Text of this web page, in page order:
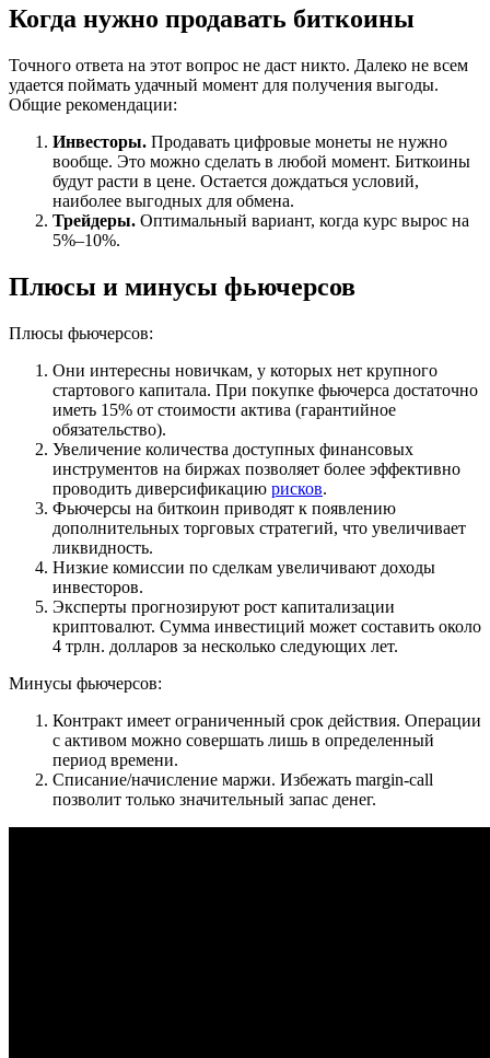
Когда нужно продавать биткоины
Точного ответа на этот вопрос не даст никто. Далеко не всем
удается поймать удачный момент для получения выгоды.
Общие рекомендации:
Инвесторы. Продавать цифровые монеты не нужно
вообще. Это можно сделать в любой момент. Биткоины
будут расти в цене. Остается дождаться условий,
наиболее выгодных для обмена.
Трейдеры. Оптимальный вариант, когда курс вырос на
5%–10%.
Плюсы и минусы фьючерсов
Плюсы фьючерсов:
Они интересны новичкам, у которых нет крупного
стартового капитала. При покупке фьючерса достаточно
иметь 15% от стоимости актива (гарантийное
обязательство).
Увеличение количества доступных финансовых
инструментов на биржах позволяет более эффективно
проводить диверсификацию рисков.
Фьючерсы на биткоин приводят к появлению
дополнительных торговых стратегий, что увеличивает
ликвидность.
Низкие комиссии по сделкам увеличивают доходы
инвесторов.
Эксперты прогнозируют рост капитализации
криптовалют. Сумма инвестиций может составить около
4 трлн. долларов за несколько следующих лет.
Минусы фьючерсов:
Контракт имеет ограниченный срок действия. Операции
с активом можно совершать лишь в определенный
период времени.
Списание/начисление маржи. Избежать margin-call
позволит только значительный запас денег.